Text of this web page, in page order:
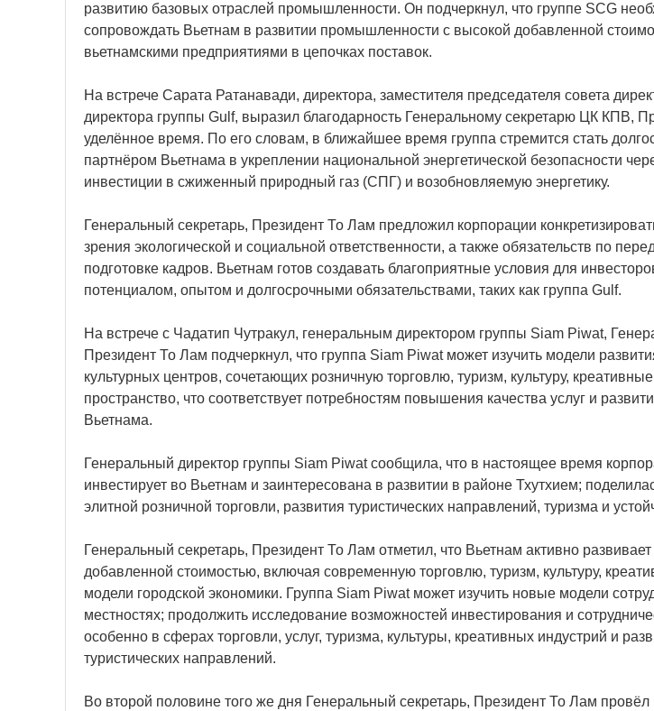
развитию базовых отраслей промышленности. Он подчеркнул, что группе SCG
сопровождать Вьетнам в развитии промышленности с высокой добавленной
вьетнамскими предприятиями в цепочках поставок.
На встрече Сарата Ратанавади, директора, заместителя председателя совета
директора группы Gulf, выразил благодарность Генеральному секретарю ЦК КПВ,
уделённое время. По его словам, в ближайшее время группа стремится стать
партнёром Вьетнама в укреплении национальной энергетической безопасности
инвестиции в сжиженный природный газ (СПГ) и возобновляемую энергетику.
Генеральный секретарь, Президент То Лам предложил корпорации
зрения экологической и социальной ответственности, а также обязательств по
подготовке кадров. Вьетнам готов создавать благоприятные условия для
потенциалом, опытом и долгосрочными обязательствами, таких как группа Gulf.
На встрече с Чадатип Чутракул, генеральным директором группы Siam Piwat,
Президент То Лам подчеркнул, что группа Siam Piwat может изучить модели
культурных центров, сочетающих розничную торговлю, туризм, культуру,
пространство, что соответствует потребностям повышения качества услуг и
Вьетнама.
Генеральный директор группы Siam Piwat сообщила, что в настоящее время
инвестирует во Вьетнам и заинтересована в развитии в районе Тхутхием;
элитной розничной торговли, развития туристических направлений, туризма и
Генеральный секретарь, Президент То Лам отметил, что Вьетнам активно
добавленной стоимостью, включая современную торговлю, туризм, культуру,
модели городской экономики. Группа Siam Piwat может изучить новые модели
местностях; продолжить исследование возможностей инвестирования и
особенно в сферах торговли, услуг, туризма, культуры, креативных индустрий и
туристических направлений.
Во второй половине того же дня Генеральный секретарь, Президент То Лам провёл